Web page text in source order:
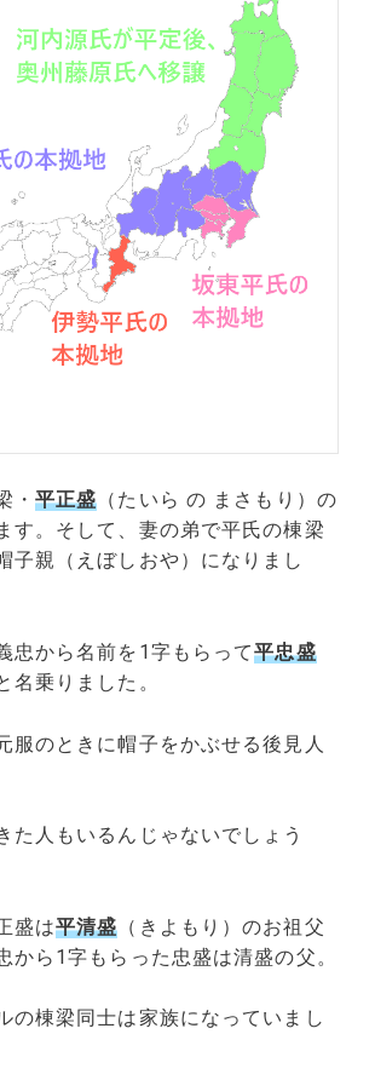
・ 平正盛 （たいら の まさもり）の
す。そして、妻の弟で平氏の棟梁
子親（えぼしおや）になりまし
忠から名前を1字もらって平忠盛
名乗りました。
服のときに帽子をかぶせる後見人
た人もいるんじゃないでしょう
盛は平清盛 （きよもり）のお祖父
から1字もらった忠盛は清盛の父。
の棟梁同士は家族になっていまし